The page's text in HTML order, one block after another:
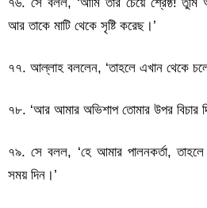
আর তাকে মাটি থেকে সৃষ্টি করেছ।’
৭৭. আল্লাহ বললেন, ‘তাহলে এখান থেকে
৭৮. ‘আর আমার অভিশাপ তোমার উপর বিচার
৭৯. সে বলল, ‘হে আমার পালনকর্তা,
সময় দিন।’